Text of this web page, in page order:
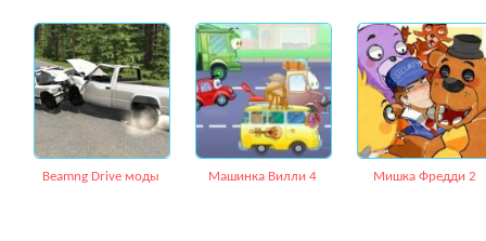
Beamng Drive моды Машинка Вилли 4 Мишка Фредди 2